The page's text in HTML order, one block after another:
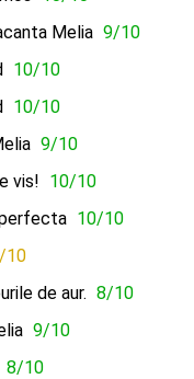
Melia 9/10
10/10
10/10
9/10
vis! 10/10
10/10
10
de aur. 8/10
9/10
8/10